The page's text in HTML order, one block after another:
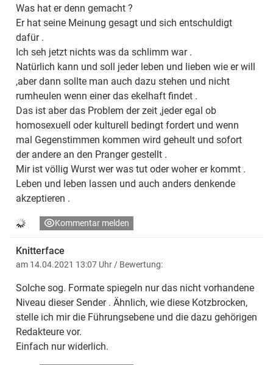
Was hat er denn gemacht ?
Er hat seine Meinung gesagt und sich entschuldigt
dafür .
Ich seh jetzt nichts was da schlimm war .
Natürlich kann und soll jeder leben und lieben wie er will
,aber dann sollte man auch dazu stehen und nicht
rumheulen wenn einer das ekelhaft findet .
Das ist aber das Problem der zeit ,jeder egal ob
homosexuell oder kulturell bedingt fordert und wenn
mal Gegenstimmen kommen wird geheult und sofort
der andere an den Pranger gestellt .
Mir ist völlig Wurst wer was tut oder woher er kommt .
Leben und leben lassen und auch anders denkende
akzeptieren .
Kommentar melden
Knitterface
am 14.04.2021 13:07 Uhr / Bewertung:
Solche sog. Formate spiegeln nur das nicht vorhandene
Niveau dieser Sender . Ähnlich, wie diese Kotzbrocken,
stelle ich mir die Führungsebene und die dazu gehörigen
Redakteure vor.
Einfach nur widerlich.